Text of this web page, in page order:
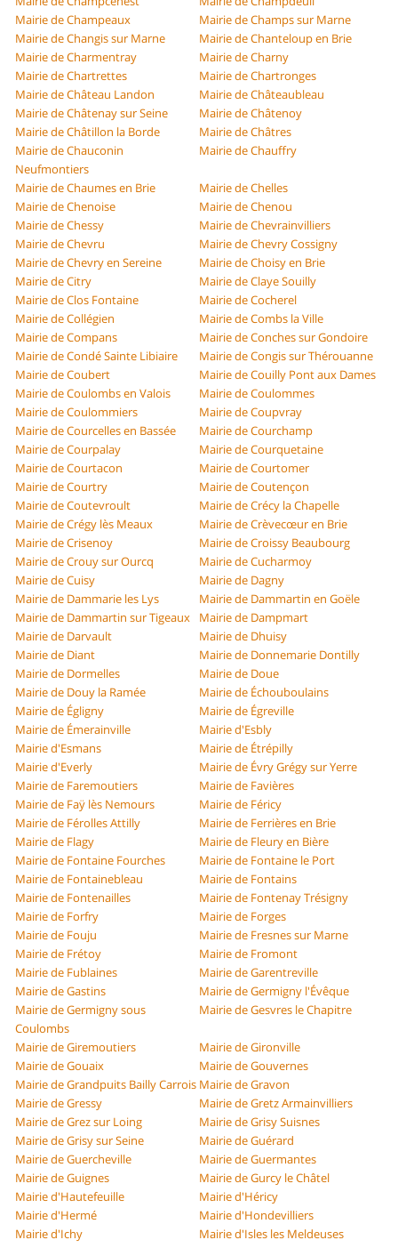
Mairie de Champeaux
Mairie de Champs sur Marne
Mairie de Changis sur Marne
Mairie de Chanteloup en Brie
Mairie de Charmentray
Mairie de Charny
Mairie de Chartrettes
Mairie de Chartronges
Mairie de Château Landon
Mairie de Châteaubleau
Mairie de Châtenay sur Seine
Mairie de Châtenoy
Mairie de Châtillon la Borde
Mairie de Châtres
Mairie de Chauconin
Neufmontiers
Mairie de Chauffry
Mairie de Chaumes en Brie
Mairie de Chelles
Mairie de Chenoise
Mairie de Chenou
Mairie de Chessy
Mairie de Chevrainvilliers
Mairie de Chevru
Mairie de Chevry Cossigny
Mairie de Chevry en Sereine
Mairie de Choisy en Brie
Mairie de Citry
Mairie de Claye Souilly
Mairie de Clos Fontaine
Mairie de Cocherel
Mairie de Collégien
Mairie de Combs la Ville
Mairie de Compans
Mairie de Conches sur Gondoire
Mairie de Condé Sainte Libiaire
Mairie de Congis sur Thérouanne
Mairie de Coubert
Mairie de Couilly Pont aux Dames
Mairie de Coulombs en Valois
Mairie de Coulommes
Mairie de Coulommiers
Mairie de Coupvray
Mairie de Courcelles en Bassée
Mairie de Courchamp
Mairie de Courpalay
Mairie de Courquetaine
Mairie de Courtacon
Mairie de Courtomer
Mairie de Courtry
Mairie de Coutençon
Mairie de Coutevroult
Mairie de Crécy la Chapelle
Mairie de Crégy lès Meaux
Mairie de Crèvecœur en Brie
Mairie de Crisenoy
Mairie de Croissy Beaubourg
Mairie de Crouy sur Ourcq
Mairie de Cucharmoy
Mairie de Cuisy
Mairie de Dagny
Mairie de Dammarie les Lys
Mairie de Dammartin en Goële
Mairie de Dammartin sur Tigeaux
Mairie de Dampmart
Mairie de Darvault
Mairie de Dhuisy
Mairie de Diant
Mairie de Donnemarie Dontilly
Mairie de Dormelles
Mairie de Doue
Mairie de Douy la Ramée
Mairie de Échouboulains
Mairie de Égligny
Mairie de Égreville
Mairie de Émerainville
Mairie d'Esbly
Mairie d'Esmans
Mairie de Étrépilly
Mairie d'Everly
Mairie de Évry Grégy sur Yerre
Mairie de Faremoutiers
Mairie de Favières
Mairie de Faÿ lès Nemours
Mairie de Féricy
Mairie de Férolles Attilly
Mairie de Ferrières en Brie
Mairie de Flagy
Mairie de Fleury en Bière
Mairie de Fontaine Fourches
Mairie de Fontaine le Port
Mairie de Fontainebleau
Mairie de Fontains
Mairie de Fontenailles
Mairie de Fontenay Trésigny
Mairie de Forfry
Mairie de Forges
Mairie de Fouju
Mairie de Fresnes sur Marne
Mairie de Frétoy
Mairie de Fromont
Mairie de Fublaines
Mairie de Garentreville
Mairie de Gastins
Mairie de Germigny l'Évêque
Mairie de Germigny sous
Coulombs
Mairie de Gesvres le Chapitre
Mairie de Giremoutiers
Mairie de Gironville
Mairie de Gouaix
Mairie de Gouvernes
Mairie de Grandpuits Bailly Carrois Mairie de Gravon
Mairie de Gressy
Mairie de Gretz Armainvilliers
Mairie de Grez sur Loing
Mairie de Grisy Suisnes
Mairie de Grisy sur Seine
Mairie de Guérard
Mairie de Guercheville
Mairie de Guermantes
Mairie de Guignes
Mairie de Gurcy le Châtel
Mairie d'Hautefeuille
Mairie d'Héricy
Mairie d'Hermé
Mairie d'Hondevilliers
Mairie d'Ichy
Mairie d'Isles les Meldeuses